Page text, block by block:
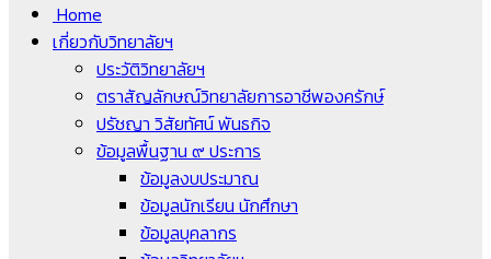
Home
เกี่ยวกับวิทยาลัยฯ
ประวัติวิทยาลัยฯ
ตราสัญลักษณ์วิทยาลัยการอาชีพองครักษ์
ปรัชญา วิสัยทัศน์ พันธกิจ
ข้อมูลพื้นฐาน ๙ ประการ
ข้อมูลงบประมาณ
ข้อมูลนักเรียน นักศึกษา
ข้อมูลบุคลากร